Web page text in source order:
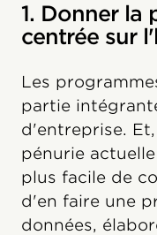
1. Donner la
centrée sur
Les
partie
d'entreprise.
pénurie
plus facile de
d'en faire une
données,